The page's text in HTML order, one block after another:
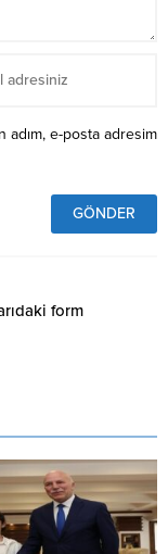
adım, e-posta adresim
form